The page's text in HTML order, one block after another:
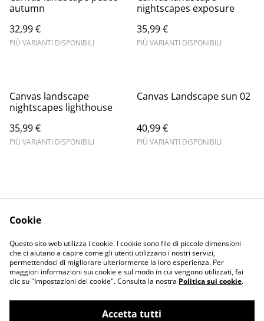
autumn
32,99 €
PIÙ VARIANTI DISPONIBILI
nightscapes exposure
35,99 €
PIÙ VARIANTI DISPONIBILI
Canvas landscape
nightscapes lighthouse
35,99 €
PIÙ VARIANTI DISPONIBILI
Canvas Landscape sun 02
40,99 €
PIÙ VARIANTI DISPONIBILI
Informativa sulla
privacy
Terms and
conditions
Cookie
Questo sito web utilizza i cookie. I cookie sono file di piccole dimensioni
che ci aiutano a capire come gli utenti utilizzano i nostri servizi,
permettendoci di migliorare ulteriormente la loro esperienza. Per
maggiori informazioni sui cookie e sul modo in cui vengono utilizzati, fai
clic su "Impostazioni dei cookie". Consulta la nostra Politica sui cookie.
Accetta tutti